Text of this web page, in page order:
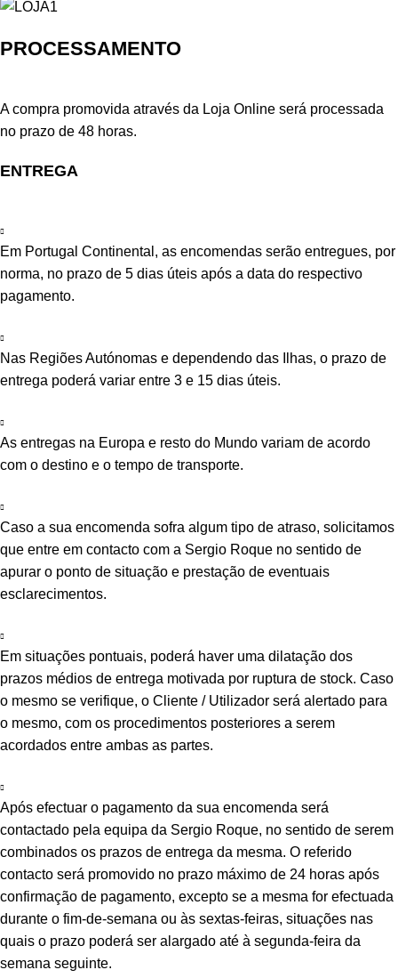
PROCESSAMENTO
A compra promovida através da Loja Online será processada
no prazo de 48 horas.
ENTREGA
Em Portugal Continental, as encomendas serão entregues, por
norma, no prazo de 5 dias úteis após a data do respectivo
pagamento.
Nas Regiões Autónomas e dependendo das Ilhas, o prazo de
entrega poderá variar entre 3 e 15 dias úteis.
As entregas na Europa e resto do Mundo variam de acordo
com o destino e o tempo de transporte.
Caso a sua encomenda sofra algum tipo de atraso, solicitamos
que entre em contacto com a Sergio Roque no sentido de
apurar o ponto de situação e prestação de eventuais
esclarecimentos.
Em situações pontuais, poderá haver uma dilatação dos
prazos médios de entrega motivada por ruptura de stock. Caso
o mesmo se verifique, o Cliente / Utilizador será alertado para
o mesmo, com os procedimentos posteriores a serem
acordados entre ambas as partes.
Após efectuar o pagamento da sua encomenda será
contactado pela equipa da Sergio Roque, no sentido de serem
combinados os prazos de entrega da mesma. O referido
contacto será promovido no prazo máximo de 24 horas após
confirmação de pagamento, excepto se a mesma for efectuada
durante o fim-de-semana ou às sextas-feiras, situações nas
quais o prazo poderá ser alargado até à segunda-feira da
semana seguinte.